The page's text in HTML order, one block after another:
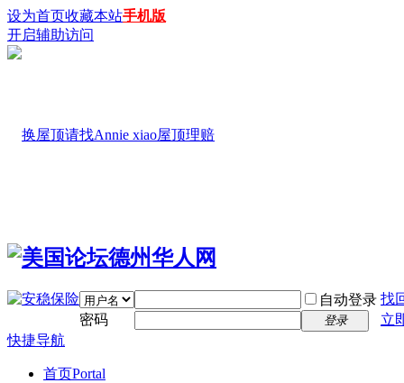
设为首页收藏本站手机版
开启辅助访问
自动登录 找
密码
登录
立
快捷导航
首页Portal